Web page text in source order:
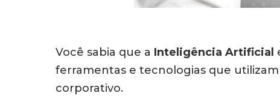
Você sabia que a Inteligência Artificial
ferramentas e tecnologias que
corporativo.